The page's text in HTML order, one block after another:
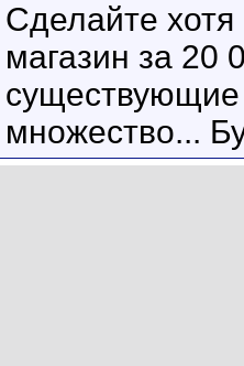
Сделайте
магазин за 20
существующие
множество...